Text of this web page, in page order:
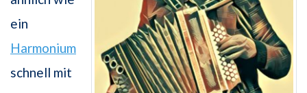
ein
Harmonium
schnell mit